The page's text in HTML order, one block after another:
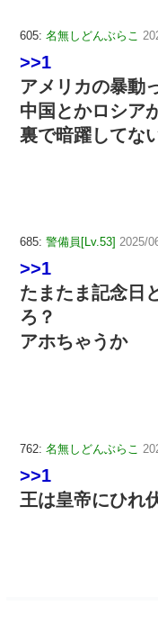
605: 名無しどんぶらこ
>>1
アメリカの暴動
中国とかロシア
裏で暗躍してな
685: 警備員[Lv.53] 2025/
>>1
たまたま記念日
ろ？
アホちゃうか
762: 名無しどんぶらこ
>>1
王は皇帝にひれ